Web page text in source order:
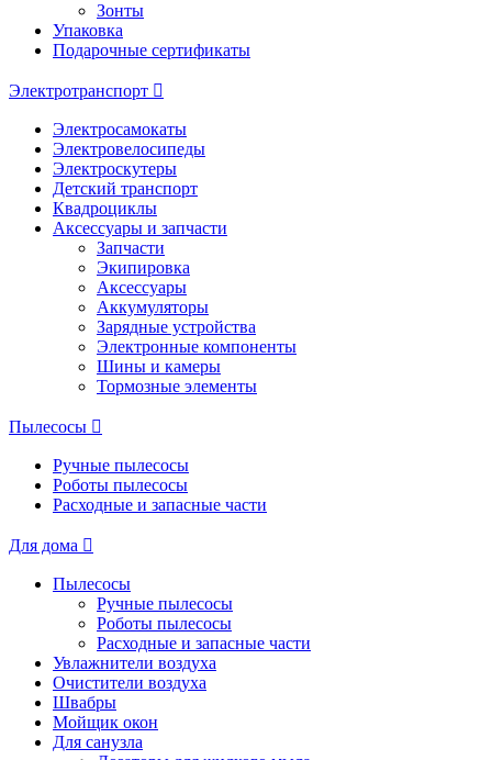
Зонты
Упаковка
Подарочные сертификаты
Электротранспорт
Электросамокаты
Электровелосипеды
Электроскутеры
Детский транспорт
Квадроциклы
Аксессуары и запчасти
Запчасти
Экипировка
Аксессуары
Аккумуляторы
Зарядные устройства
Электронные компоненты
Шины и камеры
Тормозные элементы
Пылесосы
Ручные пылесосы
Роботы пылесосы
Расходные и запасные части
Для дома
Пылесосы
Ручные пылесосы
Роботы пылесосы
Расходные и запасные части
Увлажнители воздуха
Очистители воздуха
Швабры
Мойщик окон
Для санузла